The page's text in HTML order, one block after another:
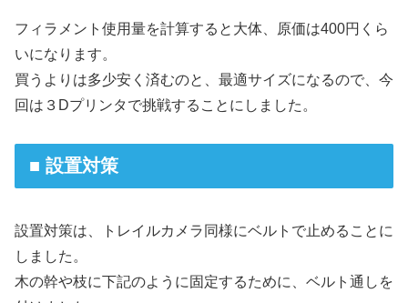
フィラメント使用量を計算すると大体、原価は400円くら
いになります。
買うよりは多少安く済むのと、最適サイズになるので、今
回は３Dプリンタで挑戦することにしました。
■ 設置対策
設置対策は、トレイルカメラ同様にベルトで止めることに
しました。
木の幹や枝に下記のように固定するために、ベルト通しを